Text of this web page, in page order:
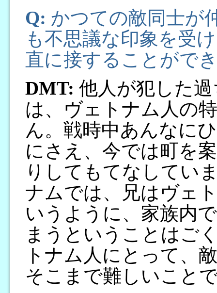
Q: かつての敵同士が
も不思議な印象を受
直に接することがで
DMT: 他人が犯した
は、ヴェトナム人の
ん。戦時中あんなに
にさえ、今では町を
りしてもてなしてい
ナムでは、兄はヴェ
いうように、家族内
まうということはご
トナム人にとって、
そこまで難しいこと